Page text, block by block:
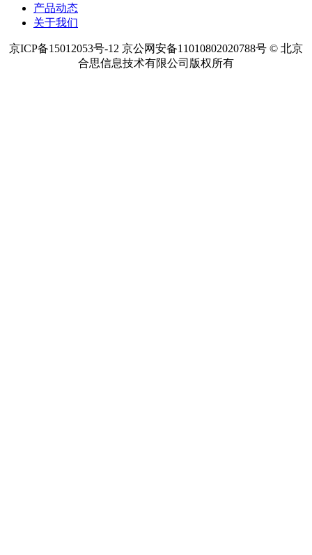
产品动态
关于我们
京ICP备15012053号-12 京公网安备11010802020788号 © 北京
合思信息技术有限公司版权所有